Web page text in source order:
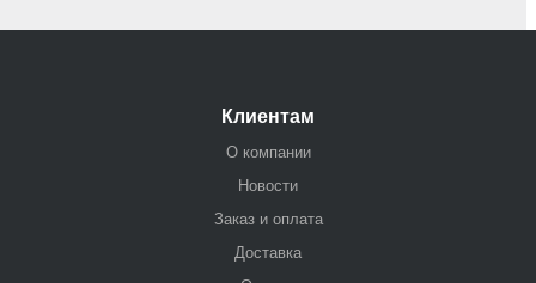
Клиентам
О компании
Новости
Заказ и оплата
Доставка